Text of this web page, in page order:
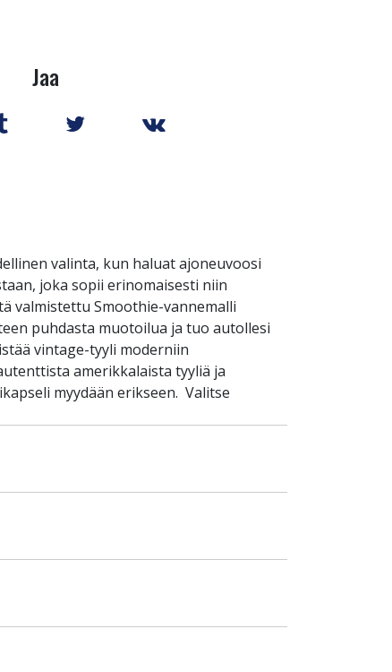
Jaa
valinta, kun haluat ajoneuvoosi
joka sopii erinomaisesti niin
valmistettu Smoothie-vannemalli
puhdasta muotoilua ja tuo autollesi
vintage-tyyli moderniin
amerikkalaista tyyliä ja
myydään erikseen. Valitse